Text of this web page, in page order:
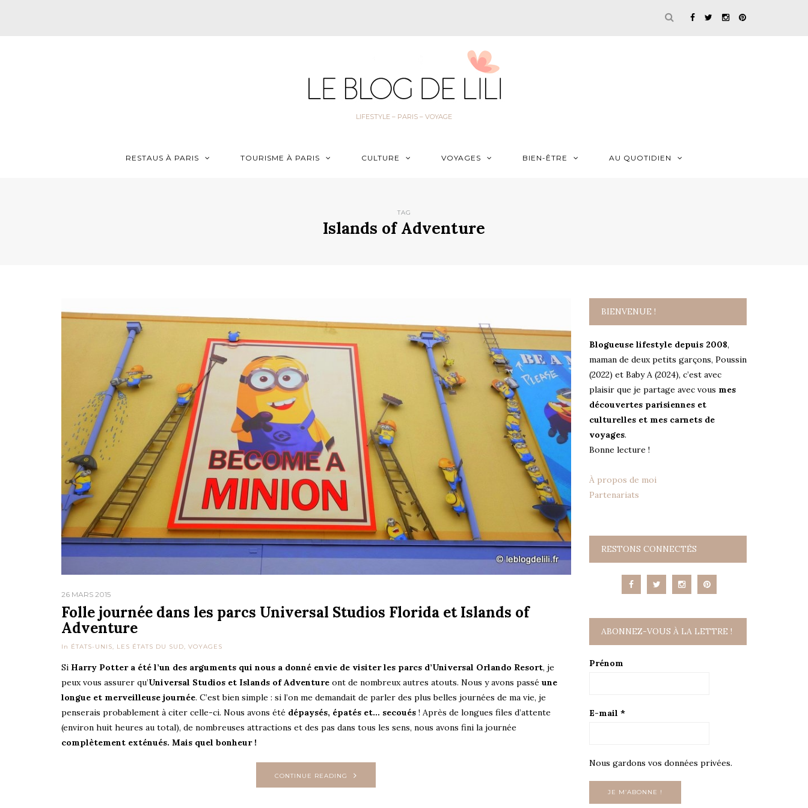
LIFESTYLE – PARIS – VOYAGE
RESTAUS À PARIS TOURISME À PARIS CULTURE VOYAGES BIEN-ÊTRE AU QUOTIDIEN
TAG
Islands of Adventure
26 MARS 2015
Folle journée dans les parcs Universal Studios Florida et Islands of
Adventure
In ÉTATS-UNIS LES ÉTATS DU SUD VOYAGES
Si Harry Potter a été l’un des arguments qui nous a donné envie de visiter les parcs d’Universal Orlando Resort, je
peux vous assurer qu’Universal Studios et Islands of Adventure ont de nombreux autres atouts. Nous y avons passé une
longue et merveilleuse journée. C’est bien simple : si l’on me demandait de parler des plus belles journées de ma vie, je
penserais probablement à citer celle-ci. Nous avons été dépaysés, épatés et… secoués ! Après de longues files d’attente
(environ huit heures au total), de nombreuses attractions et des pas dans tous les sens, nous avons fini la journée
complètement exténués. Mais quel bonheur !
CONTINUE READING
BIENVENUE !
Blogueuse lifestyle depuis 2008,
maman de deux petits garçons, Poussin
(2022) et Baby A (2024), c’est avec
plaisir que je partage avec vous mes
découvertes parisiennes et
culturelles et mes carnets de
voyages.
Bonne lecture !
À propos de moi
Partenariats
RESTONS CONNECTÉS
ABONNEZ-VOUS À LA LETTRE !
Prénom
E-mail *
Nous gardons vos données privées.